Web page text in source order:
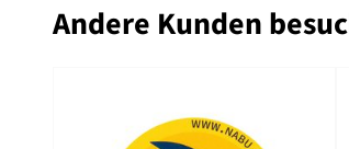
Andere Kunden